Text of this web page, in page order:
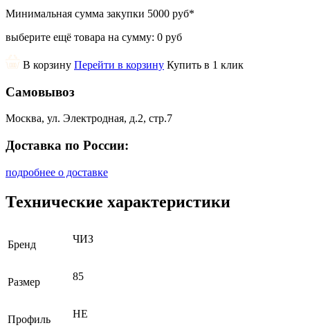
Минимальная сумма закупки 5000 руб*
выберите ещё товара на сумму: 0 руб
В корзину Перейти в корзину Купить в 1 клик
Самовывоз
Москва, ул. Электродная, д.2, стр.7
Доставка по России:
подробнее о доставке
Технические характеристики
Бренд ЧИЗ
Размер 85
Профиль НЕ